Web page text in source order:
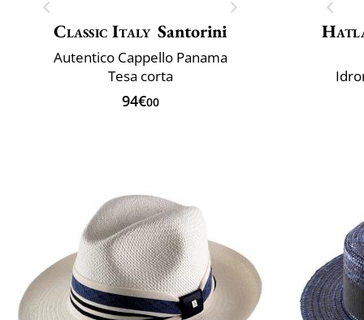
Classic Italy Santorini
Autentico Cappello Panama
Tesa corta
94€00